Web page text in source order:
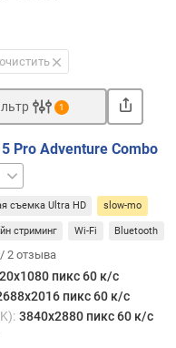
на
60
очистить
1
Pro Adventure Combo
съемка Ultra HD slow-mo
стриминг Wi-Fi Bluetooth
/2 отзыва
пикс 60 к/с
пикс 60 к/с
3840x2880 пикс 60 к/с